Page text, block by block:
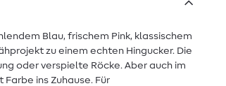
Blau, frischem Pink, klassischem
zu einem echten Hingucker. Die
oder verspielte Röcke. Aber auch im
ins Zuhause. Für